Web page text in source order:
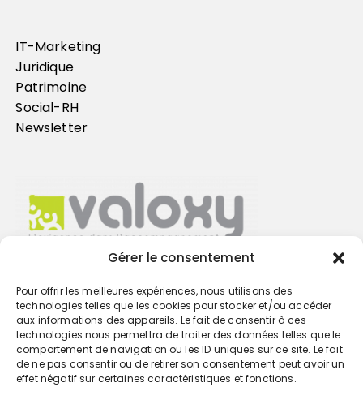
Gérer le consentement
Pour offrir les meilleures expériences, nous utilisons des
technologies telles que les cookies pour stocker et/ou accéder
aux informations des appareils. Le fait de consentir à ces
technologies nous permettra de traiter des données telles que le
comportement de navigation ou les ID uniques sur ce site. Le fait
de ne pas consentir ou de retirer son consentement peut avoir un
effet négatif sur certaines caractéristiques et fonctions.
IT-Marketing
Juridique
Patrimoine
Social-RH
Newsletter
Trouvez votre cabinet
GO